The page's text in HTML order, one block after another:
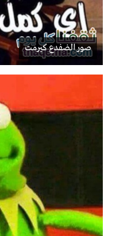
صور الضفدع كيرمت